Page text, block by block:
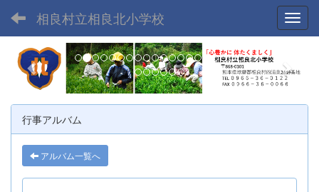
相良村立相良北小学校
p
r
e
v
i
o
u
e
x
t
行事アルバム
アルバム一覧へ